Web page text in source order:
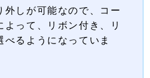
外しが可能なので、コー
よって、リボン付き、リ
べるようになっていま